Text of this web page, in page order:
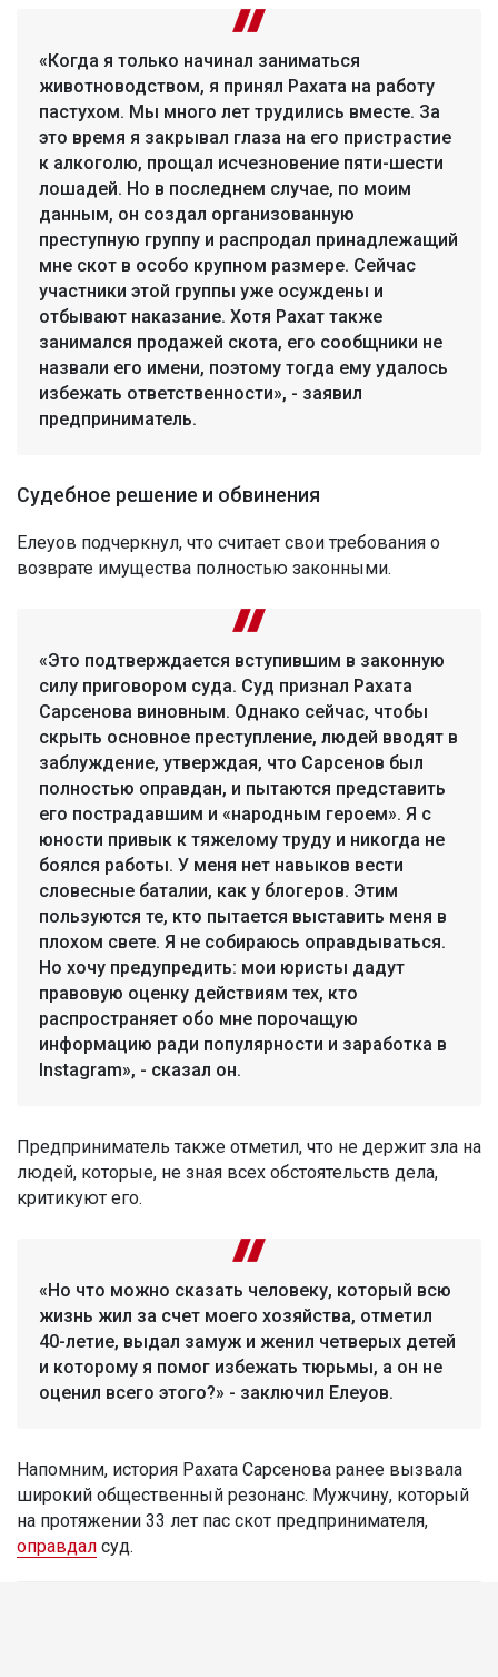
«Когда я только начинал заниматься
животноводством, я принял Рахата на работу
пастухом. Мы много лет трудились вместе. За
это время я закрывал глаза на его пристрастие
к алкоголю, прощал исчезновение пяти-шести
лошадей. Но в последнем случае, по моим
данным, он создал организованную
преступную группу и распродал принадлежащий
мне скот в особо крупном размере. Сейчас
участники этой группы уже осуждены и
отбывают наказание. Хотя Рахат также
занимался продажей скота, его сообщники не
назвали его имени, поэтому тогда ему удалось
избежать ответственности», - заявил
предприниматель.
Судебное решение и обвинения
Елеуов подчеркнул, что считает свои требования о
возврате имущества полностью законными.
«Это подтверждается вступившим в законную
силу приговором суда. Суд признал Рахата
Сарсенова виновным. Однако сейчас, чтобы
скрыть основное преступление, людей вводят в
заблуждение, утверждая, что Сарсенов был
полностью оправдан, и пытаются представить
его пострадавшим и «народным героем». Я с
юности привык к тяжелому труду и никогда не
боялся работы. У меня нет навыков вести
словесные баталии, как у блогеров. Этим
пользуются те, кто пытается выставить меня в
плохом свете. Я не собираюсь оправдываться.
Но хочу предупредить: мои юристы дадут
правовую оценку действиям тех, кто
распространяет обо мне порочащую
информацию ради популярности и заработка в
Instagram», - сказал он.
Предприниматель также отметил, что не держит зла на
людей, которые, не зная всех обстоятельств дела,
критикуют его.
«Но что можно сказать человеку, который всю
жизнь жил за счет моего хозяйства, отметил
40-летие, выдал замуж и женил четверых детей
и которому я помог избежать тюрьмы, а он не
оценил всего этого?» - заключил Елеуов.
Напомним, история Рахата Сарсенова ранее вызвала
широкий общественный резонанс. Мужчину, который
на протяжении 33 лет пас скот предпринимателя,
оправдал суд.